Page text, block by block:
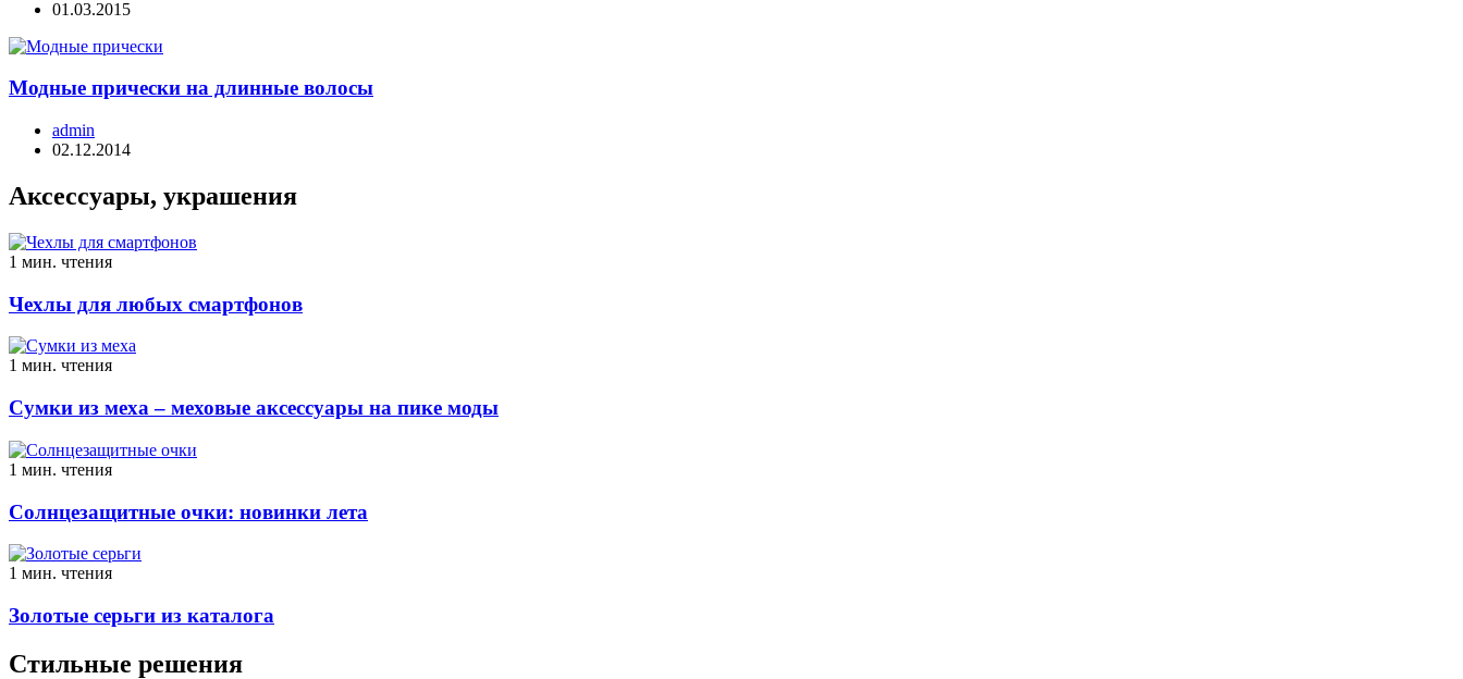
01.03.2015
Модные прически на длинные волосы
admin
02.12.2014
Аксессуары, украшения
1 мин. чтения
Чехлы для любых смартфонов
1 мин. чтения
Сумки из меха – меховые аксессуары на пике моды
1 мин. чтения
Солнцезащитные очки: новинки лета
1 мин. чтения
Золотые серьги из каталога
Стильные решения